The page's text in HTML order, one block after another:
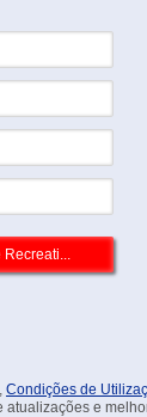
, Condições de
e